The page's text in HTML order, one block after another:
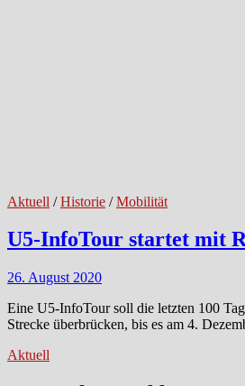
Aktuell /Historie /Mobilität
U5-InfoTour startet mit
26. August 2020
Eine U5-InfoTour soll die letzten 100
Strecke überbrücken, bis es am 4.
Aktuell